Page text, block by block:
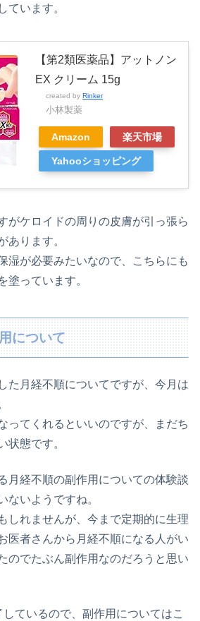
ています。
【第2類医薬品】アットノン
EX クリーム 15g
created by Rinker
小林製薬
Amazon 楽天市場
Yahooショッピング
がケロイドの周りの皮膚が引っ張ら
あります。
湿が必要みたいなので、こちらにも
塗っています。
について
た月経不順についてですが、今月は
ってくれるといいのですが、まだち
状態です。
月経不順の副作用についての体験談
ないようですね。
しれませんが、今まで定期的に生理
医者さんから月経不順になる人がい
のでたぶん副作用なのだろうと思い
ているので、副作用についてはこ